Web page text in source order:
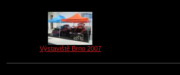
Výstaviště Brno 2007